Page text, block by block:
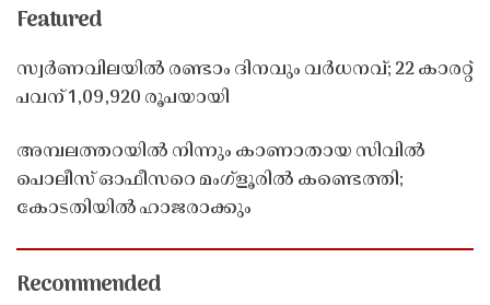
Featured
സ്വർണവിലയിൽ രണ്ടാം ദിനവും വർധനവ്; 22 കാരറ്റ്
പവന് 1,09,920 രൂപയായി
അമ്പലത്തറയിൽ നിന്നും കാണാതായ സിവിൽ
പൊലീസ് ഓഫീസറെ മംഗ്ളൂരിൽ കണ്ടെത്തി;
കോടതിയിൽ ഹാജരാക്കും
Recommended